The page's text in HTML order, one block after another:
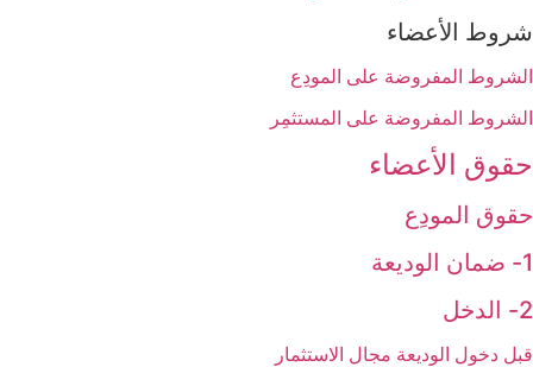
شروط الأعضاء
الشروط المفروضة على المودِع
الشروط المفروضة على المستثمِر
حقوق الأعضاء
حقوق المودِع
1- ضمان الوديعة
2- الدخل
قبل دخول الوديعة مجال الاستثمار